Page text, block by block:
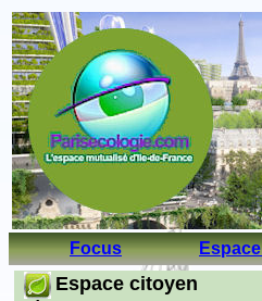
Focus
Espace citoyen